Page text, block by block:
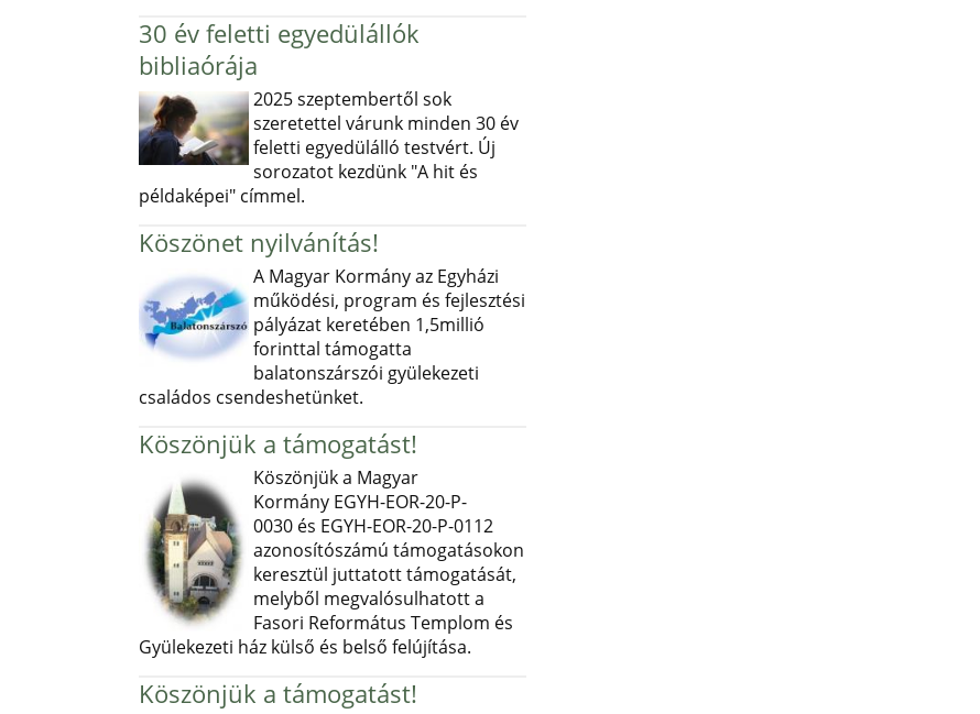
30 év feletti egyedülállók
bibliaórája
2025 szeptembertől sok
szeretettel várunk minden 30 év
feletti egyedülálló testvért. Új
sorozatot kezdünk "A hit és
példaképei" címmel.
Köszönet nyilvánítás!
A Magyar Kormány az Egyházi
működési, program és fejlesztési
pályázat keretében 1,5millió
forinttal támogatta
balatonszárszói gyülekezeti
családos csendeshetünket.
Köszönjük a támogatást!
Köszönjük a Magyar
Kormány EGYH-EOR-20-P-
0030 és EGYH-EOR-20-P-0112
azonosítószámú támogatásokon
keresztül juttatott támogatását,
melyből megvalósulhatott a
Fasori Református Templom és
Gyülekezeti ház külső és belső felújítása.
Köszönjük a támogatást!